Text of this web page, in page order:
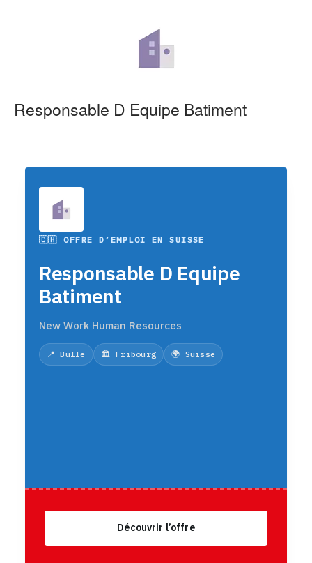
Responsable D Equipe Batiment
🇨🇭 OFFRE D’EMPLOI EN SUISSE
Responsable D Equipe
Batiment
New Work Human Resources
📍 Bulle 🏛️ Fribourg 🌍 Suisse
Découvrir l’offre